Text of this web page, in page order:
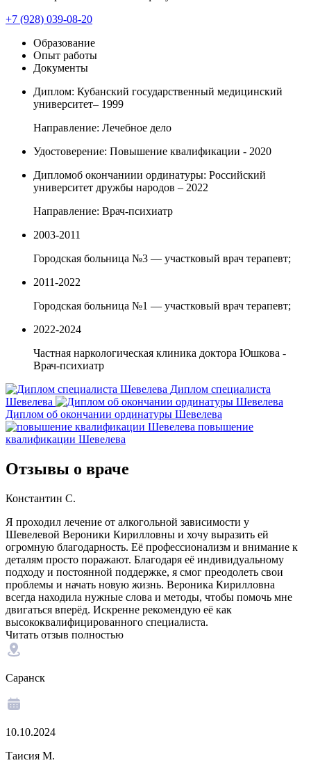
+7 (928) 039-08-20
Образование
Опыт работы
Документы
Диплом: Кубанский государственный медицинский
университет– 1999
Направление: Лечебное дело
Удостоверение: Повышение квалификации - 2020
Дипломоб окончаниии ординатуры: Российский
университет дружбы народов – 2022
Направление: Врач-психиатр
2003-2011
Городская больница №3 — участковый врач терапевт;
2011-2022
Городская больница №1 — участковый врач терапевт;
2022-2024
Частная наркологическая клиника доктора Юшкова -
Врач-психиатр
Диплом специалиста
Шевелева
Диплом об окончании ординатуры Шевелева
повышение
квалификации Шевелева
Отзывы о враче
Константин С.
Я проходил лечение от алкогольной зависимости у
Шевелевой Вероники Кирилловны и хочу выразить ей
огромную благодарность. Её профессионализм и внимание к
деталям просто поражают. Благодаря её индивидуальному
подходу и постоянной поддержке, я смог преодолеть свои
проблемы и начать новую жизнь. Вероника Кирилловна
всегда находила нужные слова и методы, чтобы помочь мне
двигаться вперёд. Искренне рекомендую её как
высококвалифицированного специалиста.
Читать отзыв полностью
Саранск
10.10.2024
Таисия М.